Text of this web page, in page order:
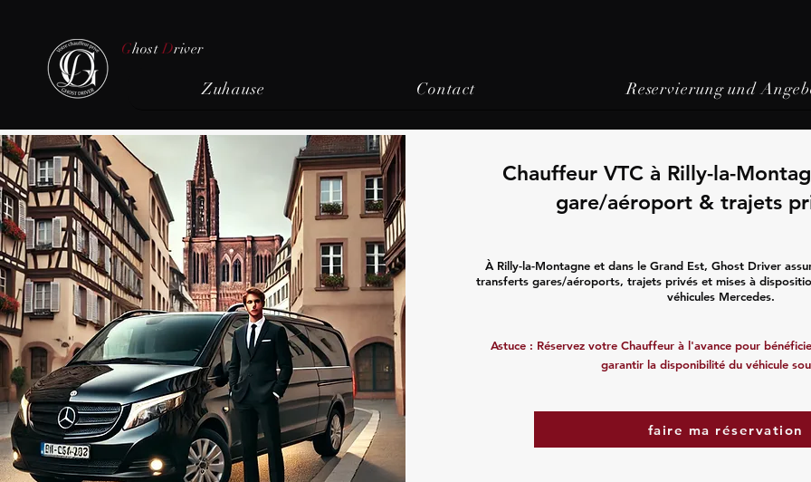
Ghost Driver
Zuhause Contact Reservierung und
Chauffeur VTC à Rilly-la-
gare/aéroport & trajets
À Rilly-la-Montagne et dans le Grand Est, Ghost Driver
transferts gares/aéroports, trajets privés et mises à
véhicules Mercedes.
Astuce : Réservez votre Chauffeur à l'avance pour
garantir la disponibilité du véhicule
faire ma réservation